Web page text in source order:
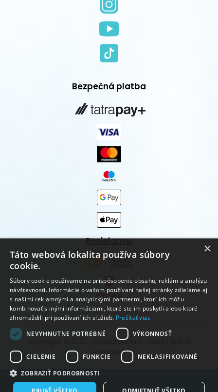
Bezpečná platba
Posielame:
Copyright © 2026 vpohodičke s.r.o. Všetky práva
vyhradené.
Vytvorené systémom ClickEshop.sk
×
Táto webová lokalita používa súbory
cookie.
Súbory cookie používame na prispôsobenie obsahu, reklám a analýzu
návštevnosti. Informácie o vašom používaní našej stránky zdieľame aj
s našimi reklamnými a analytickými partnermi, ktorí ich môžu
kombinovať s inými informáciami, ktoré ste im poskytli alebo ktoré
zhromaždili pri používaní ich služieb. Prečítať viac
NEVYHNUTNE POTREBNÉ
VÝKONNOSŤ
CIELENIE FUNKCIE NEKLASIFIKOVANÉ
ZOBRAZIŤ PODROBNOSTI